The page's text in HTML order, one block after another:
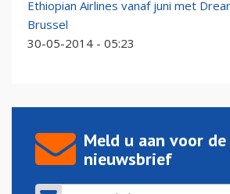
Ethiopian Airlines vanaf juni met
Brussel
30-05-2014 - 05:23
Meld u aan voor de
nieuwsbrief